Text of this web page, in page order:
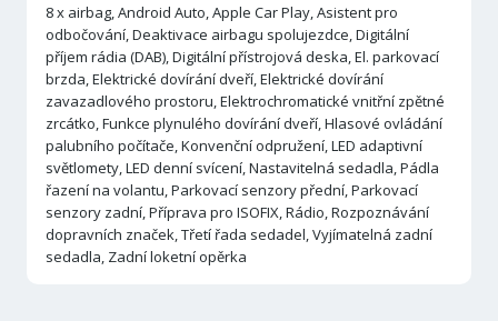
8 x airbag, Android Auto, Apple Car Play, Asistent pro
odbočování, Deaktivace airbagu spolujezdce, Digitální
příjem rádia (DAB), Digitální přístrojová deska, El. parkovací
brzda, Elektrické dovírání dveří, Elektrické dovírání
zavazadlového prostoru, Elektrochromatické vnitřní zpětné
zrcátko, Funkce plynulého dovírání dveří, Hlasové ovládání
palubního počítače, Konvenční odpružení, LED adaptivní
světlomety, LED denní svícení, Nastavitelná sedadla, Pádla
řazení na volantu, Parkovací senzory přední, Parkovací
senzory zadní, Příprava pro ISOFIX, Rádio, Rozpoznávání
dopravních značek, Třetí řada sedadel, Vyjímatelná zadní
sedadla, Zadní loketní opěrka